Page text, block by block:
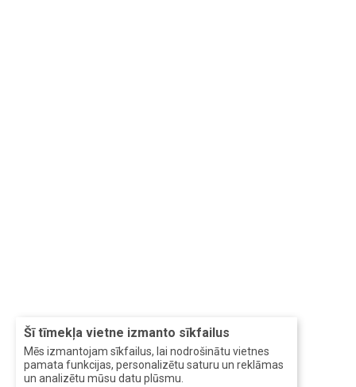
Šī tīmekļa vietne izmanto sīkfailus
Mēs izmantojam sīkfailus, lai nodrošinātu vietnes
pamata funkcijas, personalizētu saturu un reklāmas
un analizētu mūsu datu plūsmu.